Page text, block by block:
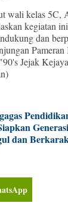
wali kelas 5C,
kegiatan
dan
Jejak
dan